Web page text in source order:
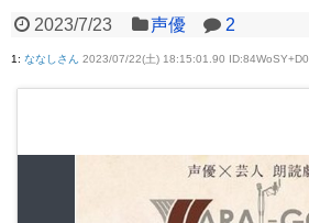
2023/7/23 声優 2
1: ななしさん 2023/07/22(土) 18:15:01.90 ID:84WoSY+D0